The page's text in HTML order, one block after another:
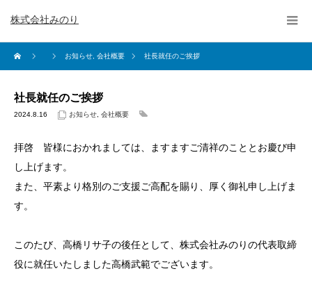
株式会社みのり
お知らせ 会社概要 社長就任のご挨拶
社長就任のご挨拶
2024.8.16 お知らせ 会社概要
拝啓 皆様におかれましては、ますますご清祥のこととお慶び申
し上げます。
また、平素より格別のご支援ご高配を賜り、厚く御礼申し上げま
す。
このたび、高橋リサ子の後任として、株式会社みのりの代表取締
役に就任いたしました高橋武範でございます。